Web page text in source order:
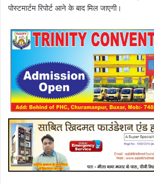
पोस्टमार्टम रिपोर्ट आने के बाद मिल जाएगी।